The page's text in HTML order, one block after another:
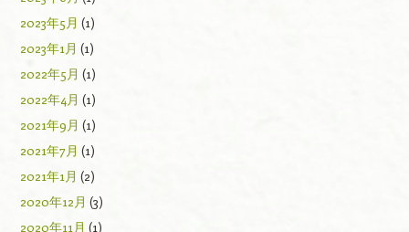
2023年5月 (1)
2023年1月 (1)
2022年5月 (1)
2022年4月 (1)
2021年9月 (1)
2021年7月 (1)
2021年1月 (2)
2020年12月 (3)
2020年11月 (1)